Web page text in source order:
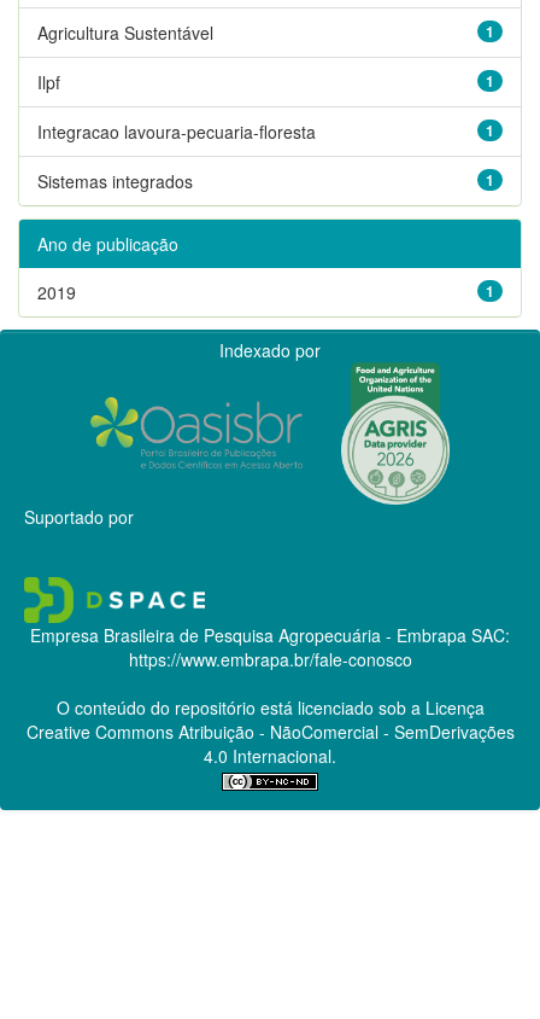
1
Agricultura Sustentável
1
Ilpf
1
Integracao lavoura-pecuaria-floresta
1
Sistemas integrados
Ano de publicação
1
2019
Indexado por
Suportado por
Empresa Brasileira de Pesquisa Agropecuária - Embrapa SAC:
https://www.embrapa.br/fale-conosco
O conteúdo do repositório está licenciado sob a Licença
Creative CommonsAtribuição - NãoComercial - SemDerivações
4.0 Internacional.